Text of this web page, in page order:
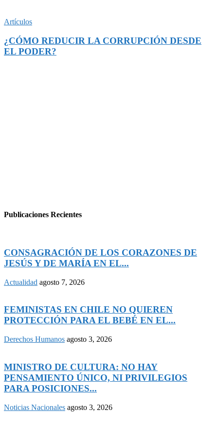
Artículos
¿CÓMO REDUCIR LA CORRUPCIÓN DESDE
EL PODER?
Publicaciones Recientes
CONSAGRACIÓN DE LOS CORAZONES DE
JESÚS Y DE MARÍA EN EL...
Actualidad agosto 7, 2026
FEMINISTAS EN CHILE NO QUIEREN
PROTECCIÓN PARA EL BEBÉ EN EL...
Derechos Humanos agosto 3, 2026
MINISTRO DE CULTURA: NO HAY
PENSAMIENTO ÚNICO, NI PRIVILEGIOS
PARA POSICIONES...
Noticias Nacionales agosto 3, 2026